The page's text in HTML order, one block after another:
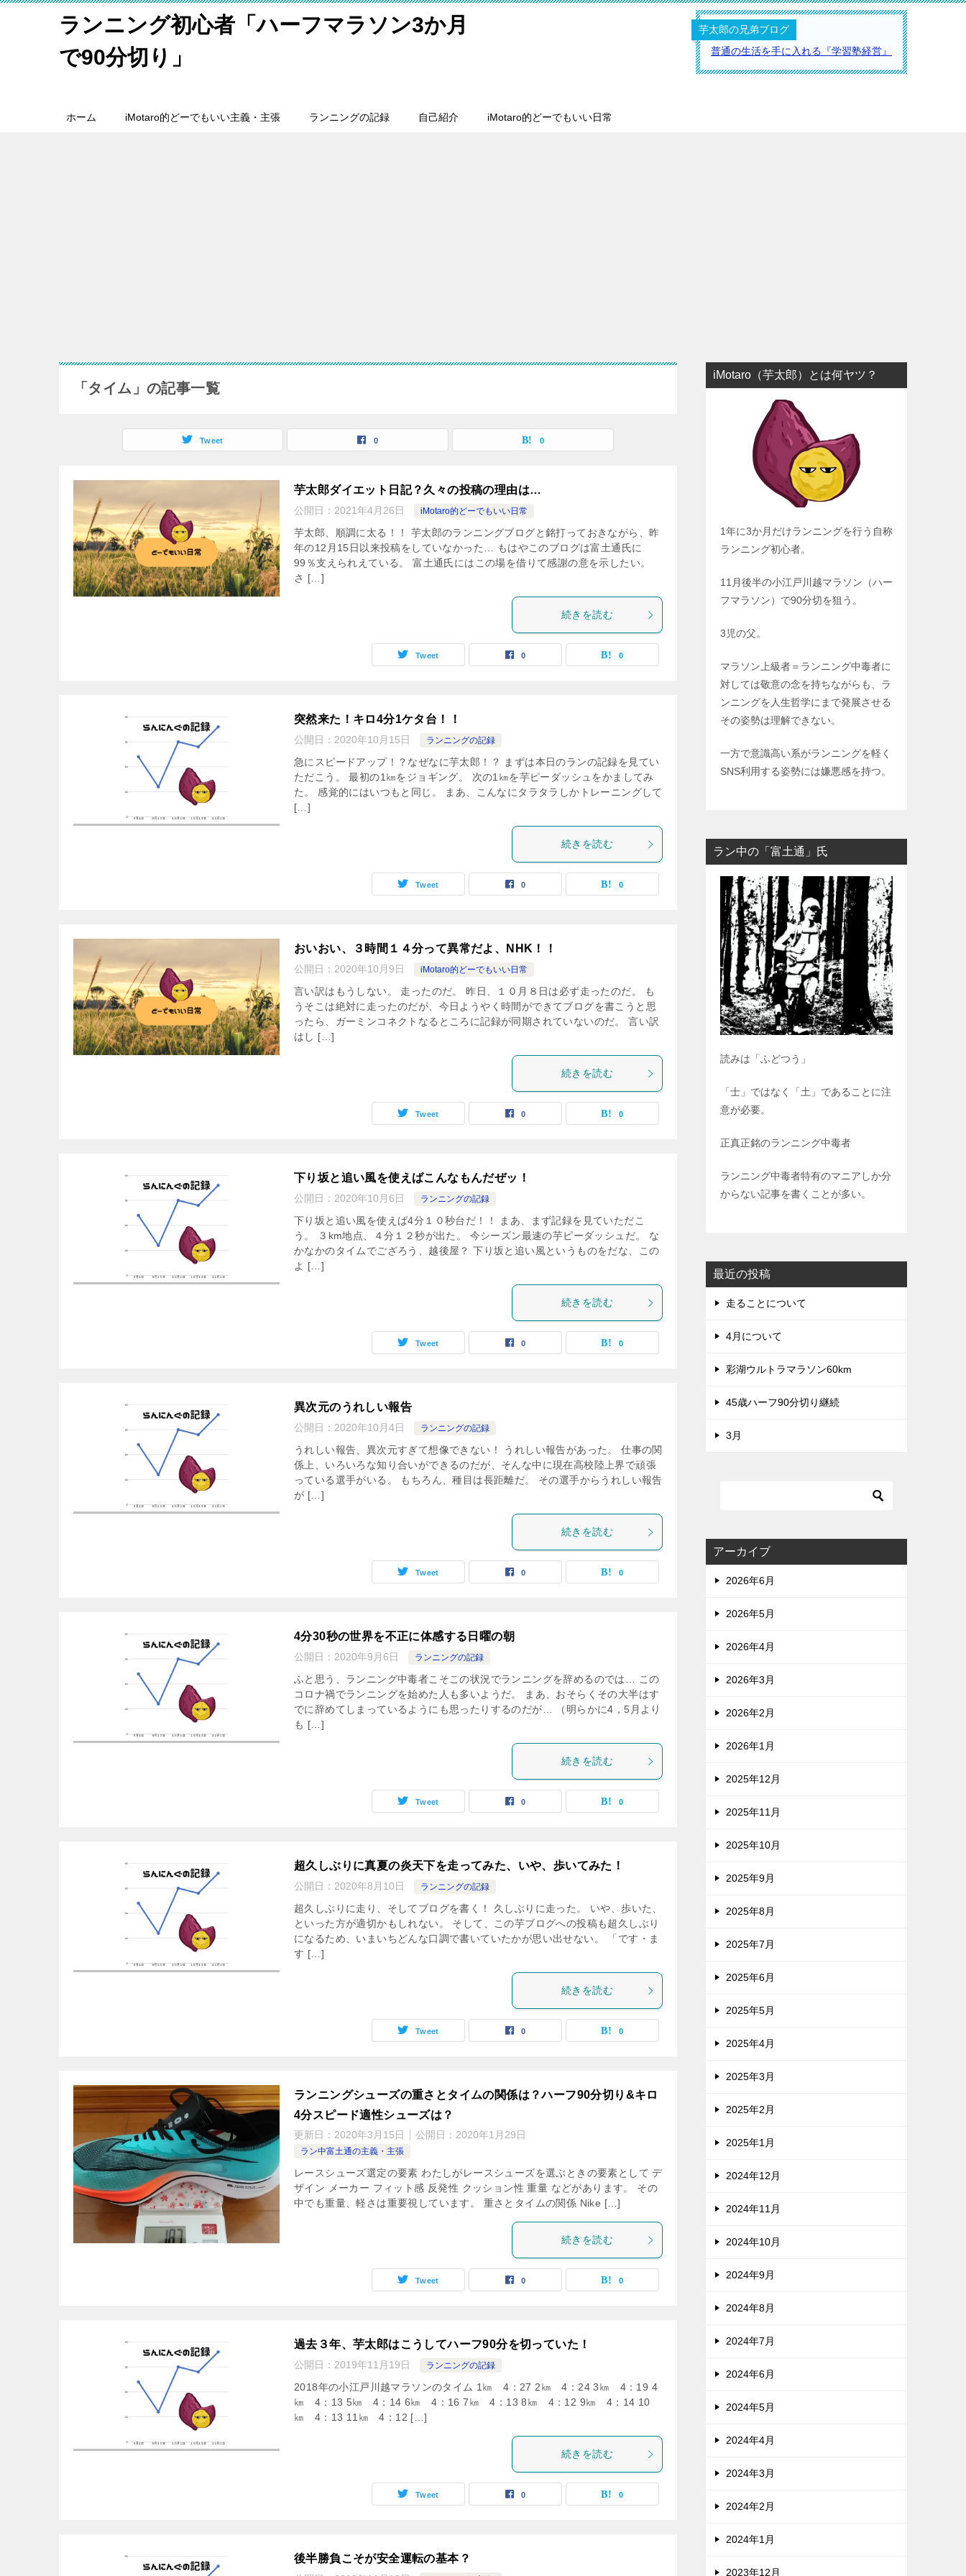
ランニング初心者「ハーフマラソン3か月
で90分切り」
芋太郎の兄弟ブログ
普通の生活を手に入れる『学習塾経営』
ホーム iMotaro的どーでもいい主義・主張 ランニングの記録 自己紹介 iMotaro的どーでもいい日常
「タイム」の記事一覧
Tweet 0 0
芋太郎ダイエット日記？久々の投稿の理由は…
公開日： 2021年4月26日 iMotaro的どーでもいい日常
芋太郎、順調に太る！！ 芋太郎のランニングブログと銘打っておきながら、昨
年の12月15日以来投稿をしていなかった… もはやこのブログは富土通氏に
99％支えられえている。 富土通氏にはこの場を借りて感謝の意を示したい。
さ […]
続きを読む
Tweet 0 0
突然来た！キロ4分1ケタ台！！
公開日： 2020年10月15日 ランニングの記録
急にスピードアップ！？なぜなに芋太郎！？ まずは本日のランの記録を見てい
ただこう。 最初の1㎞をジョギング。 次の1㎞を芋ピーダッシュをかましてみ
た。 感覚的にはいつもと同じ。 まあ、こんなにタラタラしかトレーニングして
[…]
続きを読む
Tweet 0 0
おいおい、３時間１４分って異常だよ、NHK！！
公開日： 2020年10月9日 iMotaro的どーでもいい日常
言い訳はもうしない。 走ったのだ。 昨日、１０月８日は必ず走ったのだ。 も
うそこは絶対に走ったのだが、今日ようやく時間ができてブログを書こうと思
ったら、ガーミンコネクトなるところに記録が同期されていないのだ。 言い訳
はし […]
続きを読む
Tweet 0 0
下り坂と追い風を使えばこんなもんだぜッ！
公開日： 2020年10月6日 ランニングの記録
下り坂と追い風を使えば4分１０秒台だ！！ まあ、まず記録を見ていただこ
う。 ３km地点、４分１２秒が出た。 今シーズン最速の芋ピーダッシュだ。 な
かなかのタイムでござろう、越後屋？ 下り坂と追い風というものをだな、この
よ […]
続きを読む
Tweet 0 0
異次元のうれしい報告
公開日： 2020年10月4日 ランニングの記録
うれしい報告、異次元すぎて想像できない！ うれしい報告があった。 仕事の関
係上、いろいろな知り合いができるのだが、そんな中に現在高校陸上界で頑張
っている選手がいる。 もちろん、種目は長距離だ。 その選手からうれしい報告
が […]
続きを読む
Tweet 0 0
4分30秒の世界を不正に体感する日曜の朝
公開日： 2020年9月6日 ランニングの記録
ふと思う、ランニング中毒者こそこの状況でランニングを辞めるのでは… この
コロナ禍でランニングを始めた人も多いようだ。 まあ、おそらくその大半はす
でに辞めてしまっているようにも思ったりするのだが… （明らかに4，5月より
も […]
続きを読む
Tweet 0 0
超久しぶりに真夏の炎天下を走ってみた、いや、歩いてみた！
公開日： 2020年8月10日 ランニングの記録
超久しぶりに走り、そしてブログを書く！ 久しぶりに走った。 いや、歩いた、
といった方が適切かもしれない。 そして、この芋ブログへの投稿も超久しぶり
になるため、いまいちどんな口調で書いていたかが思い出せない。 「です・ま
す […]
続きを読む
Tweet 0 0
ランニングシューズの重さとタイムの関係は？ハーフ90分切り&キロ
4分スピード適性シューズは？
更新日： 2020年3月15日 公開日： 2020年1月29日
ラン中富土通の主義・主張
レースシューズ選定の要素 わたしがレースシューズを選ぶときの要素として デ
ザイン メーカー フィット感 反発性 クッション性 重量 などがあります。 その
中でも重量、軽さは重要視しています。 重さとタイムの関係 Nike […]
続きを読む
Tweet 0 0
過去３年、芋太郎はこうしてハーフ90分を切っていた！
公開日： 2019年11月19日 ランニングの記録
2018年の小江戸川越マラソンのタイム 1㎞ 4：27 2㎞ 4：24 3㎞ 4：19 4
㎞ 4：13 5㎞ 4：14 6㎞ 4：16 7㎞ 4：13 8㎞ 4：12 9㎞ 4：14 10
㎞ 4：13 11㎞ 4：12 […]
続きを読む
Tweet 0 0
後半勝負こそが安全運転の基本？
iMotaro（芋太郎）とは何ヤツ？
1年に3か月だけランニングを行う自称
ランニング初心者。
11月後半の小江戸川越マラソン（ハー
フマラソン）で90分切を狙う。
3児の父。
マラソン上級者＝ランニング中毒者に
対しては敬意の念を持ちながらも、ラ
ンニングを人生哲学にまで発展させる
その姿勢は理解できない。
一方で意識高い系がランニングを軽く
SNS利用する姿勢には嫌悪感を持つ。
ラン中の「富土通」氏
読みは「ふどつう」
「士」ではなく「土」であることに注
意が必要。
正真正銘のランニング中毒者
ランニング中毒者特有のマニアしか分
からない記事を書くことが多い。
最近の投稿
走ることについて
4月について
彩湖ウルトラマラソン60km
45歳ハーフ90分切り継続
3月
アーカイブ
2026年6月
2026年5月
2026年4月
2026年3月
2026年2月
2026年1月
2025年12月
2025年11月
2025年10月
2025年9月
2025年8月
2025年7月
2025年6月
2025年5月
2025年4月
2025年3月
2025年2月
2025年1月
2024年12月
2024年11月
2024年10月
2024年9月
2024年8月
2024年7月
2024年6月
2024年5月
2024年4月
2024年3月
2024年2月
2024年1月
2023年12月